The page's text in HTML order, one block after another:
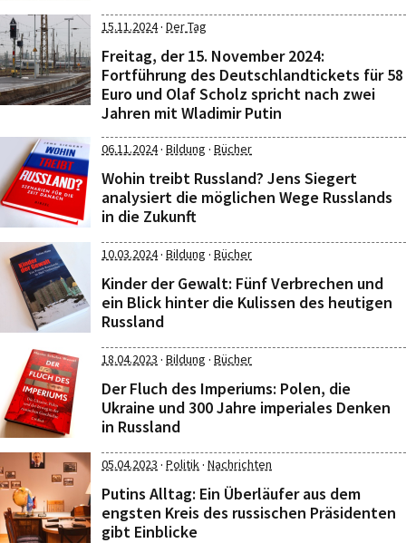
15.11.2024· Der Tag
Freitag, der 15. November 2024:
Fortführung des Deutschlandtickets für 58
Euro und Olaf Scholz spricht nach zwei
Jahren mit Wladimir Putin
06.11.2024· Bildung · Bücher
Wohin treibt Russland? Jens Siegert
analysiert die möglichen Wege Russlands
in die Zukunft
10.03.2024· Bildung · Bücher
Kinder der Gewalt: Fünf Verbrechen und
ein Blick hinter die Kulissen des heutigen
Russland
18.04.2023 · Bildung · Bücher
Der Fluch des Imperiums: Polen, die
Ukraine und 300 Jahre imperiales Denken
in Russland
05.04.2023 · Politik· Nachrichten
Putins Alltag: Ein Überläufer aus dem
engsten Kreis des russischen Präsidenten
gibt Einblicke